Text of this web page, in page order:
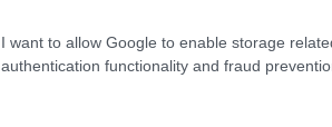
I want to allow Google to enable storage
authentication functionality and fraud